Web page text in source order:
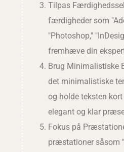
Tilpas
færdigheder som
"Photoshop,"
fremhæve din
Brug Minimalistiske
det minimalistiske
og holde teksten
elegant og klar
Fokus på
præstationer såsom